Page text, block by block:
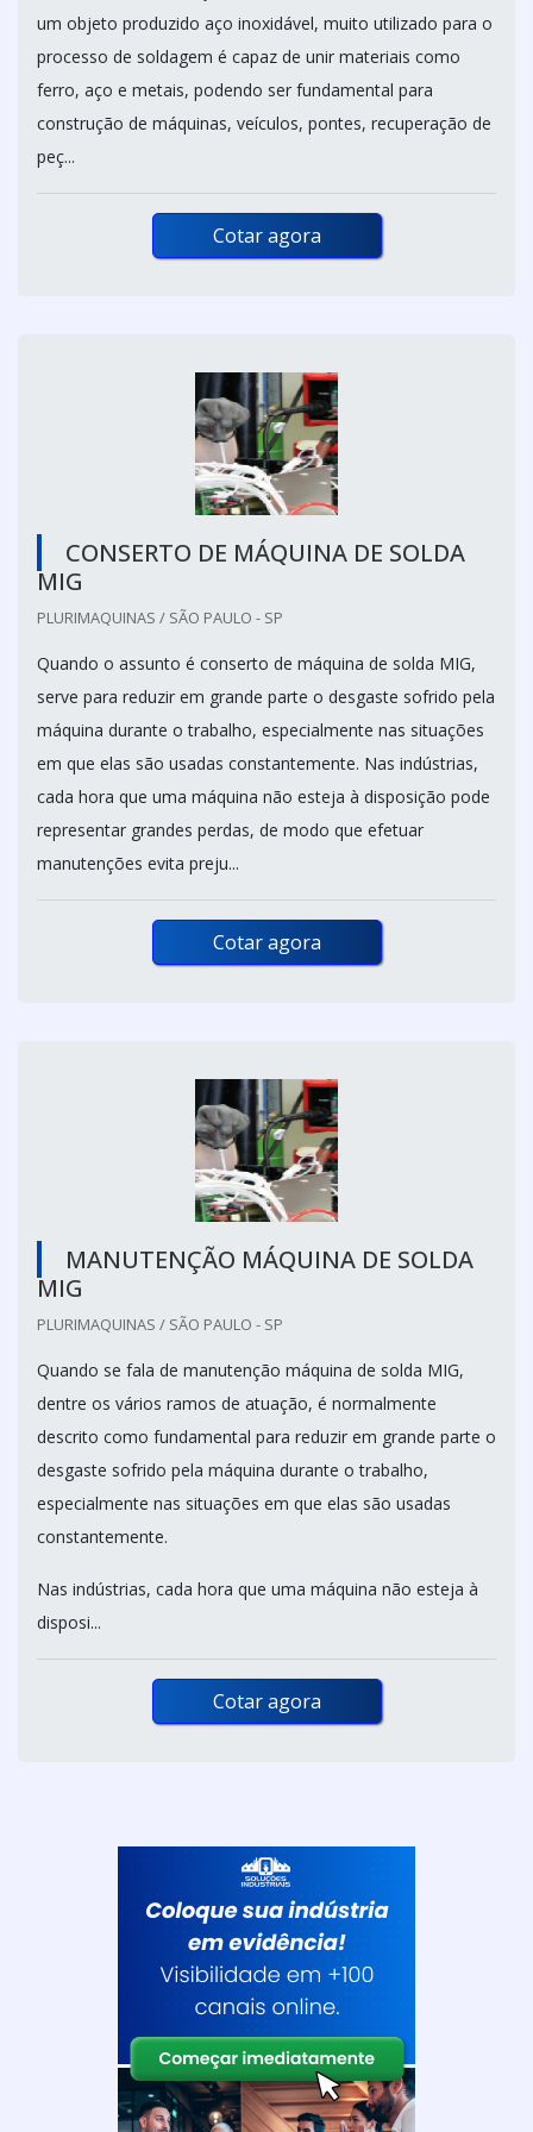
um objeto produzido aço inoxidável, muito utilizado para o
processo de soldagem é capaz de unir materiais como
ferro, aço e metais, podendo ser fundamental para
construção de máquinas, veículos, pontes, recuperação de
peç...
Cotar agora
CONSERTO DE MÁQUINA DE SOLDA
MIG
PLURIMAQUINAS / SÃO PAULO - SP
Quando o assunto é conserto de máquina de solda MIG,
serve para reduzir em grande parte o desgaste sofrido pela
máquina durante o trabalho, especialmente nas situações
em que elas são usadas constantemente. Nas indústrias,
cada hora que uma máquina não esteja à disposição pode
representar grandes perdas, de modo que efetuar
manutenções evita preju...
Cotar agora
MANUTENÇÃO MÁQUINA DE SOLDA
MIG
PLURIMAQUINAS / SÃO PAULO - SP
Quando se fala de manutenção máquina de solda MIG,
dentre os vários ramos de atuação, é normalmente
descrito como fundamental para reduzir em grande parte o
desgaste sofrido pela máquina durante o trabalho,
especialmente nas situações em que elas são usadas
constantemente.
Nas indústrias, cada hora que uma máquina não esteja à
disposi...
Cotar agora